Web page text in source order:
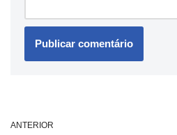
ANTERIOR